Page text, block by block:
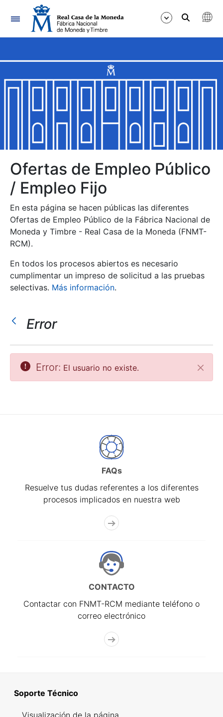
Navegación
Mostrar/Ocultar
Mostrar/Ocultar
Mostrar/Ocultar
Mostrar/Ocultar
Mostrar/Ocultar
Mostrar/Ocultar
Mostrar/Ocultar
Ofertas de Empleo Público
/ Empleo Fijo
En esta página se hacen públicas las diferentes
Ofertas de Empleo Público de la Fábrica Nacional de
Moneda y Timbre - Real Casa de la Moneda (FNMT-
RCM).
En todos los procesos abiertos es necesario
cumplimentar un impreso de solicitud a las pruebas
selectivas. Más información.
Error
Cerrar
Error: El usuario no existe.
FAQs
Resuelve tus dudas referentes a los diferentes
procesos implicados en nuestra web
CONTACTO
Contactar con FNMT-RCM mediante teléfono o
correo electrónico
Soporte Técnico
Visualización de la página